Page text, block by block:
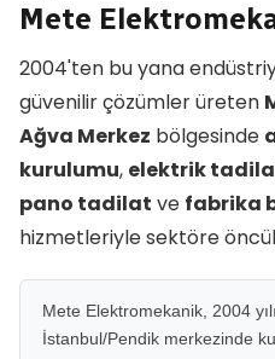
Mete
2004'ten bu yana
güvenilir çözümler üreten
Ağva Merkez bölgesinde
kurulumu, elektrik
pano tadilat ve fabrika
hizmetleriyle sektöre
Mete Elektromekanik, 2004
İstanbul/Pendik merkezinde